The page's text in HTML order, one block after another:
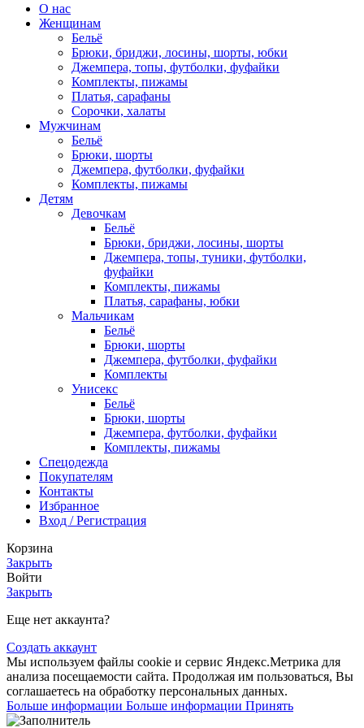
О нас
Женщинам
Бельё
Брюки, бриджи, лосины, шорты, юбки
Джемпера, топы, футболки, фуфайки
Комплекты, пижамы
Платья, сарафаны
Сорочки, халаты
Мужчинам
Бельё
Брюки, шорты
Джемпера, футболки, фуфайки
Комплекты, пижамы
Детям
Девочкам
Бельё
Брюки, бриджи, лосины, шорты
Джемпера, топы, туники, футболки,
фуфайки
Комплекты, пижамы
Платья, сарафаны, юбки
Мальчикам
Бельё
Брюки, шорты
Джемпера, футболки, фуфайки
Комплекты
Унисекс
Бельё
Брюки, шорты
Джемпера, футболки, фуфайки
Комплекты, пижамы
Спецодежда
Покупателям
Контакты
Избранное
Вход / Регистрация
Корзина
Закрыть
Войти
Закрыть
Еще нет аккаунта?
Создать аккаунт
Мы используем файлы cookie и сервис Яндекс.Метрика для
анализа посещаемости сайта. Продолжая им пользоваться, Вы
соглашаетесь на обработку персональных данных.
Больше информации Больше информации Принять